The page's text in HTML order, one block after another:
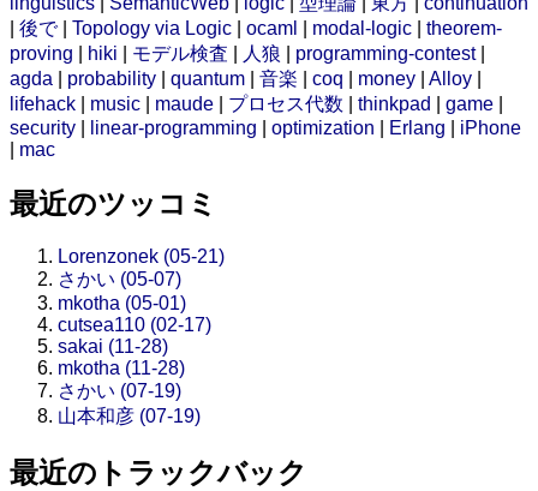
後で| Topology via Logic ocaml modal-logic
theorem-
proving
hiki モデル検査 人狼 programming-contest|
agda
probability quantum 音楽 coq money Alloy
lifehack
music maude プロセス代数 thinkpad game
security
linear-programming optimization Erlang
iPhone
mac
最近のツッコミ
Lorenzonek (05-21)
さかい (05-07)
mkotha (05-01)
cutsea110 (02-17)
sakai (11-28)
mkotha (11-28)
さかい (07-19)
山本和彦 (07-19)
最近のトラックバック